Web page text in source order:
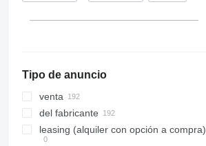
Tipo de anuncio
venta
del fabricante
leasing (alquiler con opción a compra)